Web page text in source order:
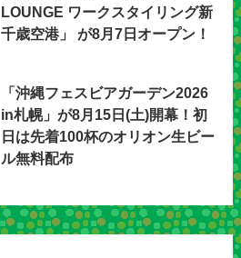
LOUNGE ワークスタイリング新
千歳空港」 が8月7日オープン！
「沖縄フェスビアガーデン2026
in札幌」が8月15日(土)開幕！初
日は先着100杯のオリオン生ビー
ル無料配布